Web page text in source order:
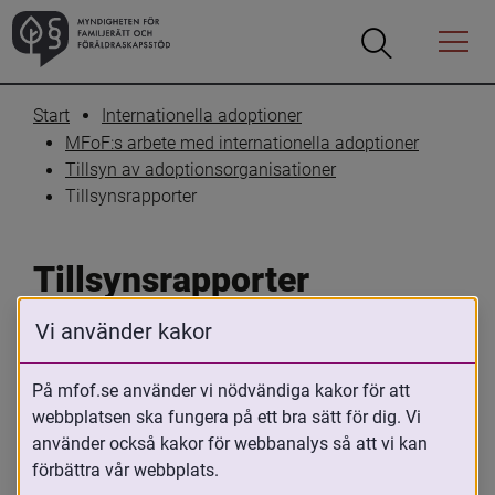
Öppna
Öppna
Menyn
Start
Internationella adoptioner
MFoF:s arbete med internationella adoptioner
Tillsyn av adoptionsorganisationer
Tillsynsrapporter
Tillsynsrapporter
Skriv ut
I MFoF:s uppdrag ingår att tillse att de
auktoriserade adoptionsförmedlingarna
uppfyller kraven för auktorisation.
Vi använder kakor
På mfof.se använder vi nödvändiga kakor för att
webbplatsen ska fungera på ett bra sätt för dig. Vi
använder också kakor för webbanalys så att vi kan
förbättra vår webbplats.